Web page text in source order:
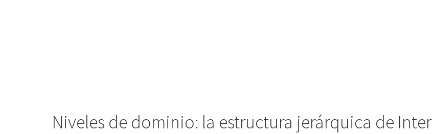
Niveles de dominio: la estructura jerárquica de